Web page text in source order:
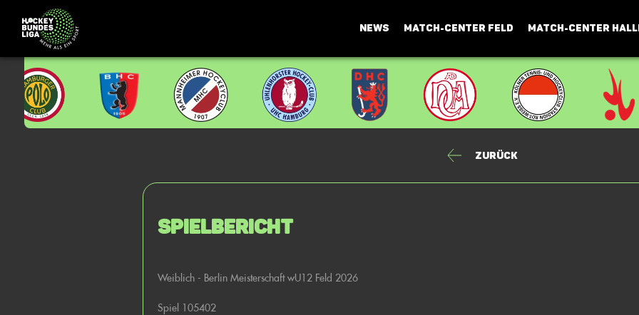
NEWS MATCH-CENTER FELD MATCH-CENTER
Zurück
Spielbericht
Weiblich - Berlin Meisterschaft wU12 Feld 2026
Spiel 105402